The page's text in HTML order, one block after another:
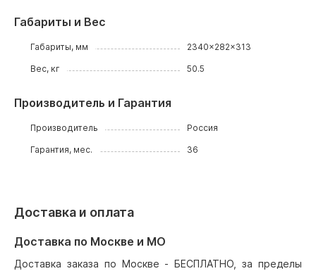
Габариты и Вес
Габариты, мм 2340x282x313
Вес, кг 50.5
Производитель и Гарантия
Производитель Россия
Гарантия, мес. 36
Доставка и оплата
Доставка по Москве и МО
Доставка заказа по Москве - БЕСПЛАТНО, за пределы